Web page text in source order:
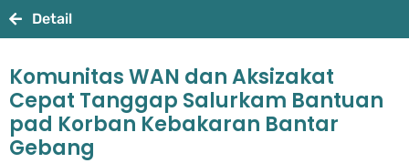
Detail
Komunitas WAN dan Aksizakat
Cepat Tanggap Salurkam Bantuan
pad Korban Kebakaran Bantar
Gebang